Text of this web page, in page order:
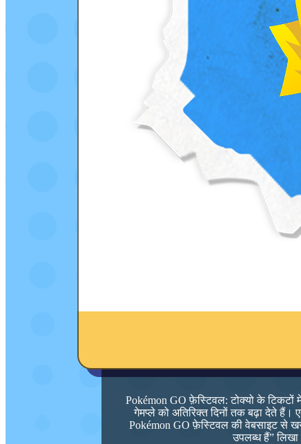
Pokémon GO फ़ेस्टिवल: टोक्यो के टिकटों
गेमप्ले को अतिरिक्त दिनों तक बढ़ा देते
Pokémon GO फ़ेस्टिवल की वेबसाइट से
उपलब्ध हैं”